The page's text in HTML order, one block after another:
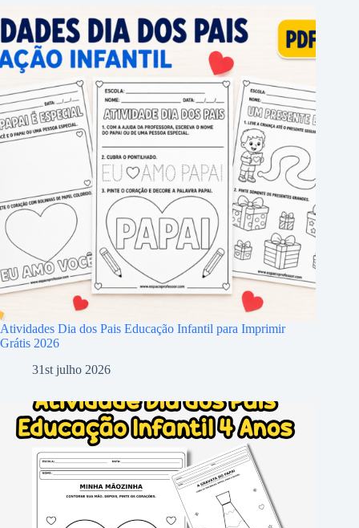
Atividades Dia dos Pais Educação Infantil para Imprimir
Grátis 2026
31st julho 2026